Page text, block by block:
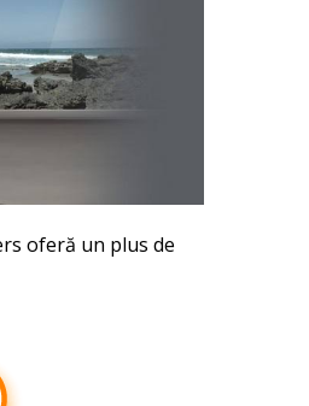
oferă un plus de